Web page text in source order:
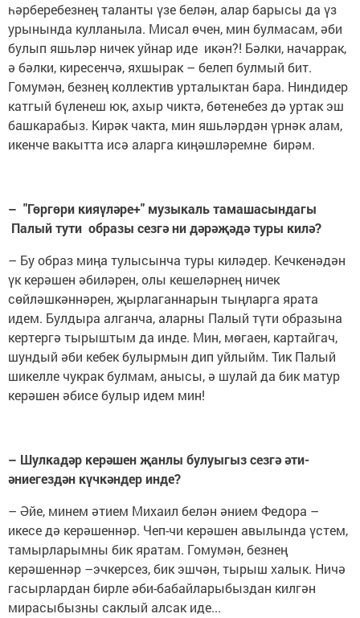
һәрберебезнең таланты үзе белән, алар барысы да үз
урынында кулланыла. Мисал өчен, мин булмасам, әби
булып яшьләр ничек уйнар иде икән?! Бәлки, начаррак,
ә бәлки, киресенчә, яхшырак – белеп булмый бит.
Гомумән, безнең коллектив урталыктан бара. Ниндидер
катгый бүленеш юк, ахыр чиктә, бөтенебез дә уртак эш
башкарабыз. Кирәк чакта, мин яшьләрдән үрнәк алам,
икенче вакытта исә аларга киңәшләремне бирәм.
– "Гөргөри кияүләре+" музыкаль тамашасындагы
Палый тути образы сезгә ни дәрәҗәдә туры килә?
– Бу образ миңа тулысынча туры киләдер. Кечкенәдән
үк керәшен әбиләрен, олы кешеләрнең ничек
сөйләшкәннәрен, җырлаганнарын тыңларга ярата
идем. Булдыра алганча, аларны Палый түти образына
кертергә тырыштым да инде. Мин, мөгаен, картайгач,
шундый әби кебек булырмын дип уйлыйм. Тик Палый
шикелле чукрак булмам, анысы, ә шулай да бик матур
керәшен әбисе булыр идем мин!
– Шулкадәр керәшен җанлы булуыгыз сезгә әти-
әниегездән күчкәндер инде?
– Әйе, минем әтием Михаил белән әнием Федора –
икесе дә керәшеннәр. Чеп-чи керәшен авылында үстем,
тамырларымны бик яратам. Гомумән, безнең
керәшеннәр –эчкерсез, бик эшчән, тырыш халык. Ничә
гасырлардан бирле әби-бабайларыбыздан килгән
мирасыбызны саклый алсак иде...